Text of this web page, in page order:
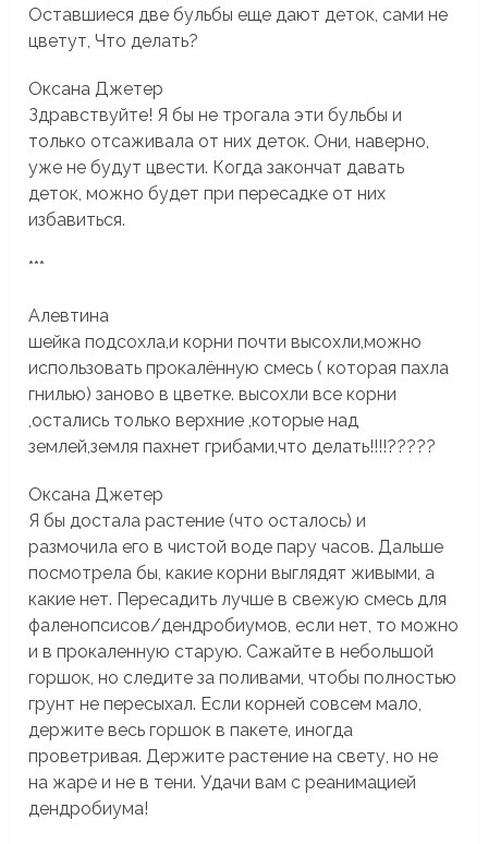
Оставшиеся две бульбы еще дают деток, сами не
цветут, Что делать?
Оксана Джетер
Здравствуйте! Я бы не трогала эти бульбы и
только отсаживала от них деток. Они, наверно,
уже не будут цвести. Когда закончат давать
деток, можно будет при пересадке от них
избавиться.
***
Алевтина
шейка подсохла,и корни почти высохли,можно
использовать прокалённую смесь ( которая пахла
гнилью) заново в цветке. высохли все корни
,остались только верхние ,которые над
землей,земля пахнет грибами,что делать!!!!?????
Оксана Джетер
Я бы достала растение (что осталось) и
размочила его в чистой воде пару часов. Дальше
посмотрела бы, какие корни выглядят живыми, а
какие нет. Пересадить лучше в свежую смесь для
фаленопсисов/дендробиумов, если нет, то можно
и в прокаленную старую. Сажайте в небольшой
горшок, но следите за поливами, чтобы полностью
грунт не пересыхал. Если корней совсем мало,
держите весь горшок в пакете, иногда
проветривая. Держите растение на свету, но не
на жаре и не в тени. Удачи вам с реанимацией
дендробиума!